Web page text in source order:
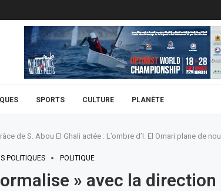
SPORTS CULTURE PLANÈTE
de S. Abou El Ghali actée : L’ombre d’I. El Omari plane de
POLITIQUES POLITIQUE
» avec la direction